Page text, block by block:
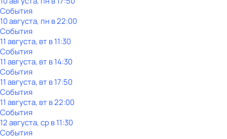
События
10 августа, пн в 22:00
События
11 августа, вт в 11:30
События
11 августа, вт в 14:30
События
11 августа, вт в 17:50
События
11 августа, вт в 22:00
События
12 августа, ср в 11:30
События